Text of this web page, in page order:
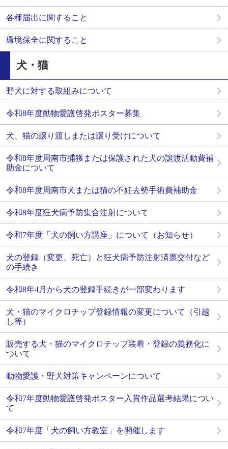
各種届出に関すること
環境保全に関すること
犬・猫
野犬に対する取組みについて
令和8年度動物愛護啓発ポスター募集
犬、猫の譲り渡しまたは譲り受けについて
令和8年度周南市捕獲または保護された犬の譲渡活動費補
助金について
令和8年度周南市犬または猫の不妊去勢手術費補助金
令和8年度狂犬病予防集合注射について
令和7年度「犬の飼い方講座」について（お知らせ）
犬の登録（変更、死亡）と狂犬病予防注射済票交付など
の手続き
令和8年4月から犬の登録手続きが一部変わります
犬・猫のマイクロチップ登録情報の変更について（引越
し等）
販売する犬・猫のマイクロチップ装着・登録の義務化に
ついて
動物愛護・野犬対策キャンペーンについて
令和7年度動物愛護啓発ポスター入賞作品選考結果につい
て
令和7年度「犬の飼い方教室」を開催します